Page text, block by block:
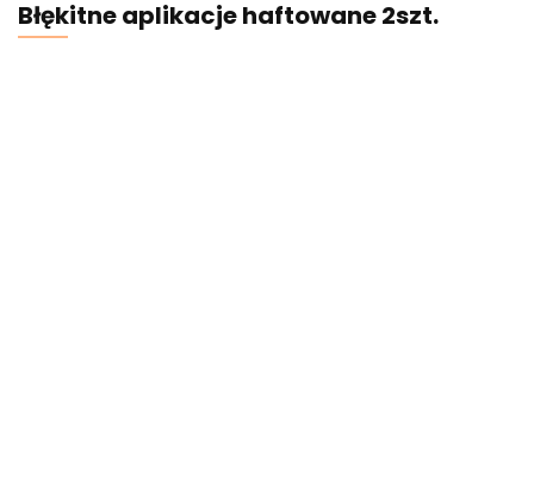
Błękitne aplikacje haftowane 2szt.